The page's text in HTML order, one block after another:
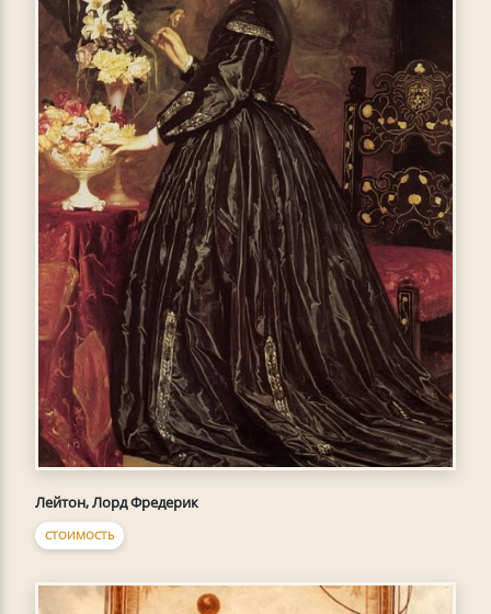
Лейтон, Лорд Фредерик
СТОИМОСТЬ